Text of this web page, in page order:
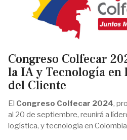
Congreso Colfecar
la IA y Tecnología en
del Cliente
El Congreso Colfecar 2024,
al 20 de septiembre, reunirá a
logística, y tecnología en